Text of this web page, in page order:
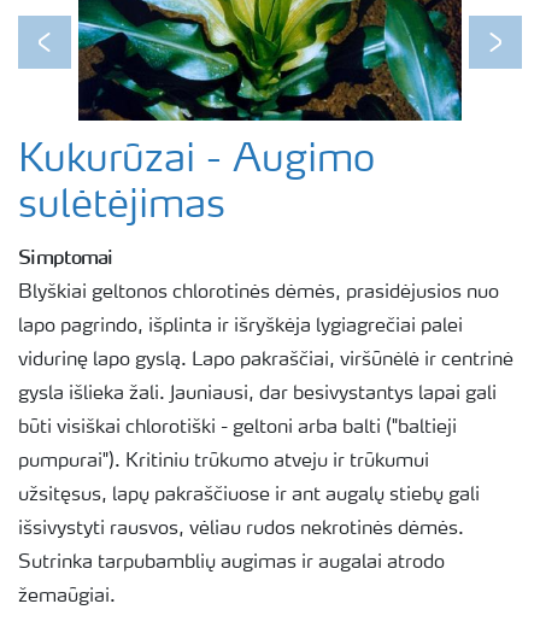
Previous Next
Kukurūzai - Augimo
sulėtėjimas
Simptomai
Blyškiai geltonos chlorotinės dėmės, prasidėjusios nuo
lapo pagrindo, išplinta ir išryškėja lygiagrečiai palei
vidurinę lapo gyslą. Lapo pakraščiai, viršūnėlė ir centrinė
gysla išlieka žali. Jauniausi, dar besivystantys lapai gali
būti visiškai chlorotiški - geltoni arba balti ("baltieji
pumpurai"). Kritiniu trūkumo atveju ir trūkumui
užsitęsus, lapų pakraščiuose ir ant augalų stiebų gali
išsivystyti rausvos, vėliau rudos nekrotinės dėmės.
Sutrinka tarpubamblių augimas ir augalai atrodo
žemaūgiai.